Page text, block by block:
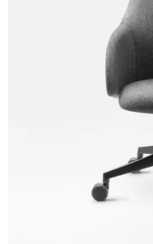
Xtreme (Cat. C - Tejido)